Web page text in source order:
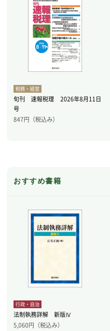
税務・経営
旬刊 速報税理 2026年8月11日
号
847円（税込み）
おすすめ書籍
行政・自治
法制執務詳解 新版Ⅳ
5,060円（税込み）